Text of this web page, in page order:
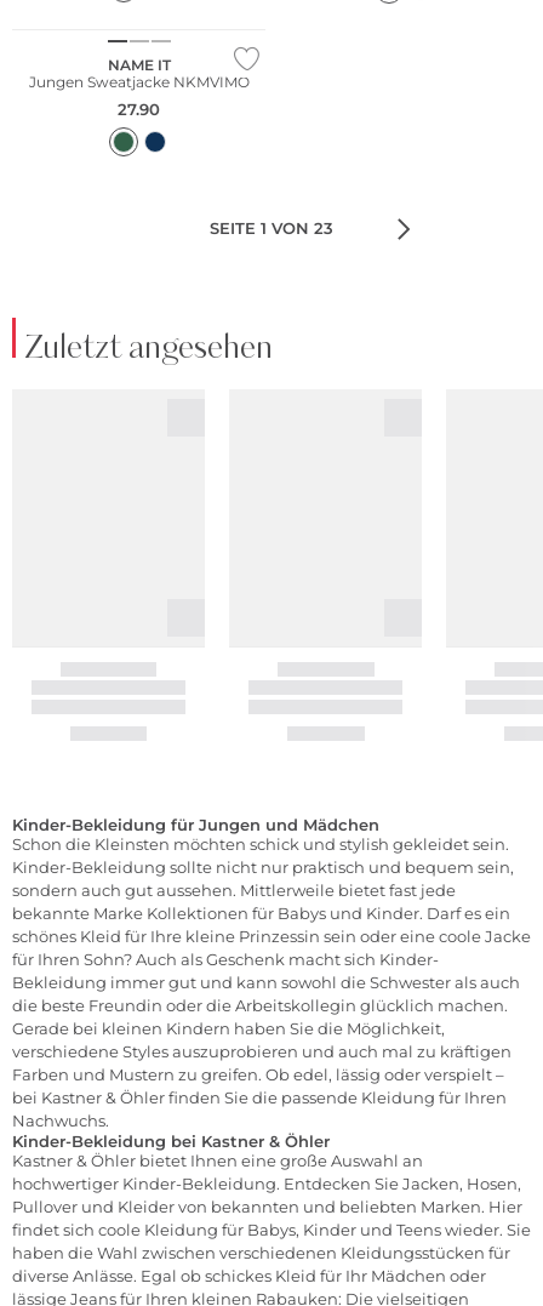
NAME IT
Jungen Sweatjacke NKMVIMO
27.90
SEITE 1 VON 23
Zuletzt angesehen
Kinder-Bekleidung für Jungen und Mädchen
Schon die Kleinsten möchten schick und stylish gekleidet sein.
Kinder-Bekleidung sollte nicht nur praktisch und bequem sein,
sondern auch gut aussehen. Mittlerweile bietet fast jede
bekannte Marke Kollektionen für Babys und Kinder. Darf es ein
schönes Kleid für Ihre kleine Prinzessin sein oder eine coole Jacke
für Ihren Sohn? Auch als Geschenk macht sich Kinder-
Bekleidung immer gut und kann sowohl die Schwester als auch
die beste Freundin oder die Arbeitskollegin glücklich machen.
Gerade bei kleinen Kindern haben Sie die Möglichkeit,
verschiedene Styles auszuprobieren und auch mal zu kräftigen
Farben und Mustern zu greifen. Ob edel, lässig oder verspielt –
bei Kastner & Öhler finden Sie die passende Kleidung für Ihren
Nachwuchs.
Kinder-Bekleidung bei Kastner & Öhler
Kastner & Öhler bietet Ihnen eine große Auswahl an
hochwertiger Kinder-Bekleidung. Entdecken Sie Jacken, Hosen,
Pullover und Kleider von bekannten und beliebten Marken. Hier
findet sich coole Kleidung für Babys, Kinder und Teenswieder. Sie
haben die Wahl zwischen verschiedenen Kleidungsstücken für
diverse Anlässe. Egal ob schickes Kleid für Ihr Mädchen oder
lässige Jeans für Ihren kleinen Rabauken: Die vielseitigen